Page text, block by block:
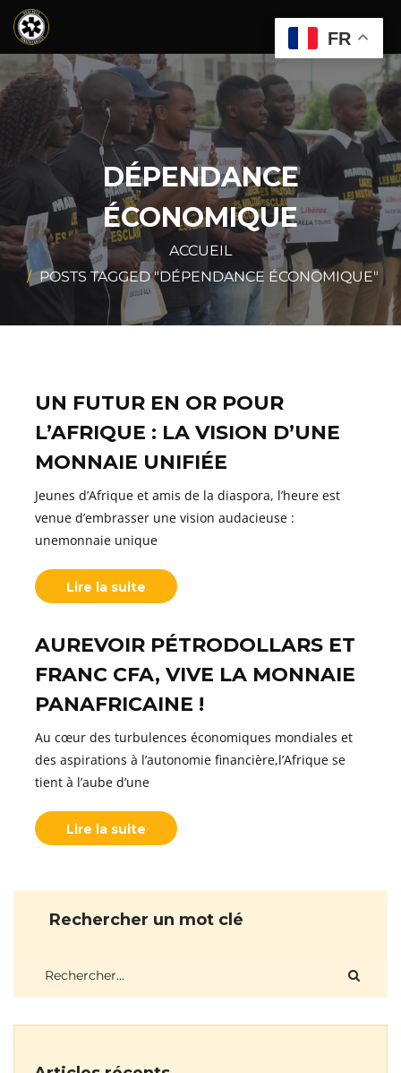
DÉPENDANCE
ÉCONOMIQUE
ACCUEIL
POSTS TAGGED "DÉPENDANCE ÉCONOMIQUE"
UN FUTUR EN OR POUR
L’AFRIQUE : LA VISION D’UNE
MONNAIE UNIFIÉE
Jeunes d’Afrique et amis de la diaspora, l’heure est
venue d’embrasser une vision audacieuse :
unemonnaie unique
Lire la suite
AUREVOIR PÉTRODOLLARS ET
FRANC CFA, VIVE LA MONNAIE
PANAFRICAINE !
Au cœur des turbulences économiques mondiales et
des aspirations à l’autonomie financière,l’Afrique se
tient à l’aube d’une
Lire la suite
Rechercher un mot clé
FR